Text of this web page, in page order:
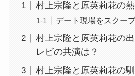
村上宗隆と原英莉花の
デート現場をスクープ
村上宗隆と原英莉花の
レビの共演は？
村上宗隆と原英莉花の